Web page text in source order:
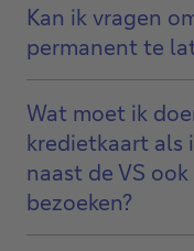
Kan ik vragen
permanent te
Wat moet ik
kredietkaart als
naast de VS
bezoeken?